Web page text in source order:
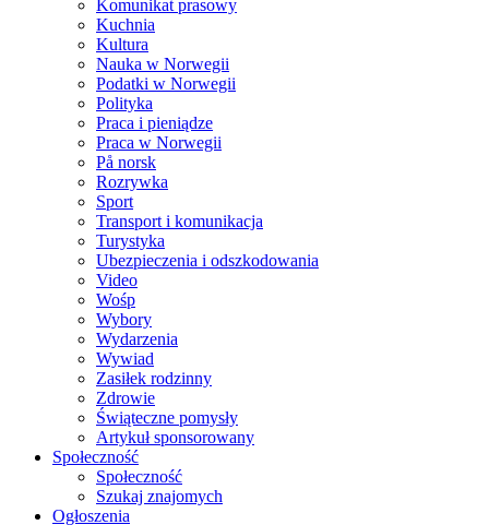
Komunikat prasowy
Kuchnia
Kultura
Nauka w Norwegii
Podatki w Norwegii
Polityka
Praca i pieniądze
Praca w Norwegii
På norsk
Rozrywka
Sport
Transport i komunikacja
Turystyka
Ubezpieczenia i odszkodowania
Video
Wośp
Wybory
Wydarzenia
Wywiad
Zasiłek rodzinny
Zdrowie
Świąteczne pomysły
Artykuł sponsorowany
Społeczność
Społeczność
Szukaj znajomych
Ogłoszenia